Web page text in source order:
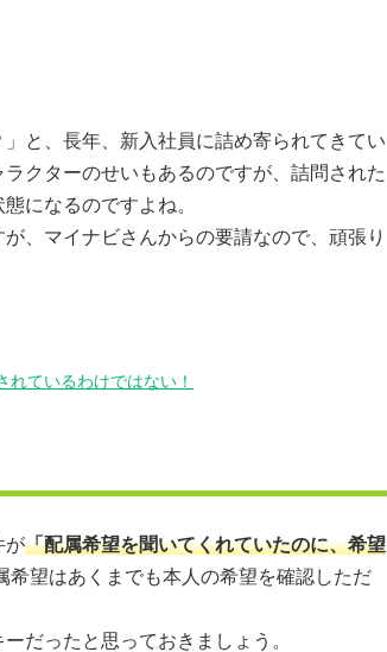
と、長年、新入社員に詰め寄られてきてい
クターのせいもあるのですが、詰問された
になるのですよね。
、マイナビさんからの要請なので、頑張り
ているわけではない！
が「配属希望を聞いてくれていたのに、希望
希望はあくまでも本人の希望を確認しただ
だったと思っておきましょう。